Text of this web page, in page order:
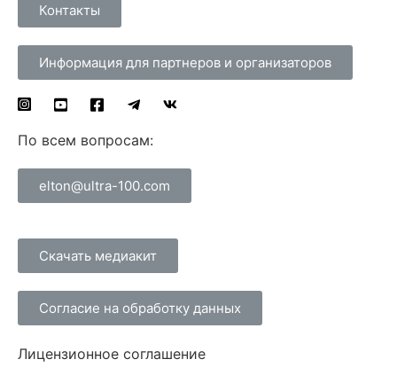
Контакты
Информация для партнеров и организаторов
По всем вопросам:
elton@ultra-100.com
Скачать медиакит
Согласие на обработку данных
Лицензионное соглашение